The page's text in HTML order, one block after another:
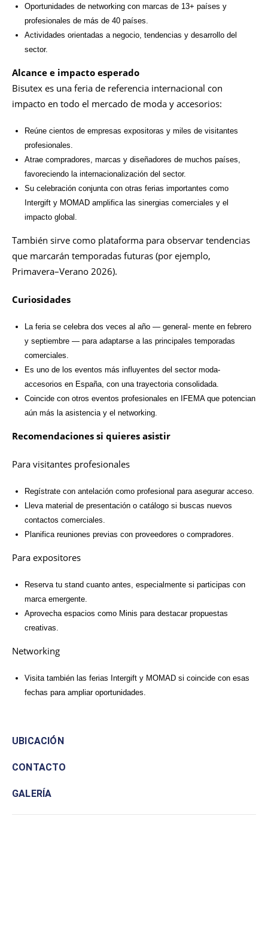
Oportunidades de networking con marcas de 13+ países y
profesionales de más de 40 países.
Actividades orientadas a negocio, tendencias y desarrollo del
sector.
Alcance e impacto esperado
Bisutex es una feria de referencia internacional con
impacto en todo el mercado de moda y accesorios:
Reúne cientos de empresas expositoras y miles de visitantes
profesionales.
Atrae compradores, marcas y diseñadores de muchos países,
favoreciendo la internacionalización del sector.
Su celebración conjunta con otras ferias importantes como
Intergift y MOMAD amplifica las sinergias comerciales y el
impacto global.
También sirve como plataforma para observar tendencias
que marcarán temporadas futuras (por ejemplo,
Primavera–Verano 2026).
Curiosidades
La feria se celebra dos veces al año — general- mente en febrero
y septiembre — para adaptarse a las principales temporadas
comerciales.
Es uno de los eventos más influyentes del sector moda-
accesorios en España, con una trayectoria consolidada.
Coincide con otros eventos profesionales en IFEMA que potencian
aún más la asistencia y el networking.
Recomendaciones si quieres asistir
Para visitantes profesionales
Regístrate con antelación como profesional para asegurar acceso.
Lleva material de presentación o catálogo si buscas nuevos
contactos comerciales.
Planifica reuniones previas con proveedores o compradores.
Para expositores
Reserva tu stand cuanto antes, especialmente si participas con
marca emergente.
Aprovecha espacios como Minis para destacar propuestas
creativas.
Networking
Visita también las ferias Intergift y MOMAD si coincide con esas
fechas para ampliar oportunidades.
UBICACIÓN
CONTACTO
GALERÍA